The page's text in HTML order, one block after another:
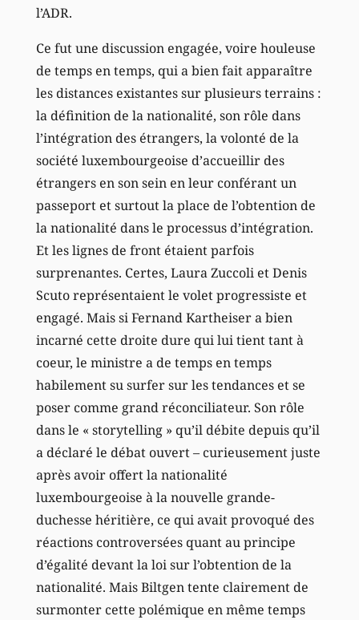
l’ADR.
Ce fut une discussion engagée, voire houleuse
de temps en temps, qui a bien fait apparaître
les distances existantes sur plusieurs terrains :
la définition de la nationalité, son rôle dans
l’intégration des étrangers, la volonté de la
société luxembourgeoise d’accueillir des
étrangers en son sein en leur conférant un
passeport et surtout la place de l’obtention de
la nationalité dans le processus d’intégration.
Et les lignes de front étaient parfois
surprenantes. Certes, Laura Zuccoli et Denis
Scuto représentaient le volet progressiste et
engagé. Mais si Fernand Kartheiser a bien
incarné cette droite dure qui lui tient tant à
coeur, le ministre a de temps en temps
habilement su surfer sur les tendances et se
poser comme grand réconciliateur. Son rôle
dans le « storytelling » qu’il débite depuis qu’il
a déclaré le débat ouvert – curieusement juste
après avoir offert la nationalité
luxembourgeoise à la nouvelle grande-
duchesse héritière, ce qui avait provoqué des
réactions controversées quant au principe
d’égalité devant la loi sur l’obtention de la
nationalité. Mais Biltgen tente clairement de
surmonter cette polémique en même temps